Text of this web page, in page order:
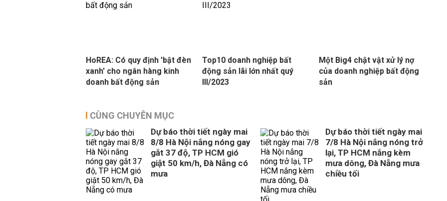
HoREA: Có quy định 'bật đèn
xanh' cho ngân hàng kinh
doanh bất động sản
Top10 doanh nghiệp bất
động sản lãi lớn nhất quý
III/2023
Một Big4 chật vật xử lý nợ
của doanh nghiệp bất động
sản
CÙNG CHUYÊN MỤC
Dự báo thời tiết ngày mai
8/8 Hà Nội nắng nóng gay
gắt 37 độ, TP HCM gió
giật 50 km/h, Đà Nẵng có
mưa
Dự báo thời tiết ngày mai
7/8 Hà Nội nắng nóng trở
lại, TP HCM nắng kèm
mưa dông, Đà Nẵng mưa
chiều tối